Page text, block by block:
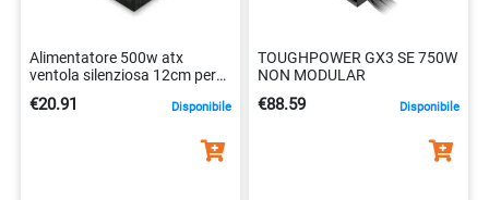
Alimentatore 500w atx
ventola silenziosa 12cm per
€20.91 Disponibile
TOUGHPOWER GX3 SE 750W
NON MODULAR
€88.59 Disponibile